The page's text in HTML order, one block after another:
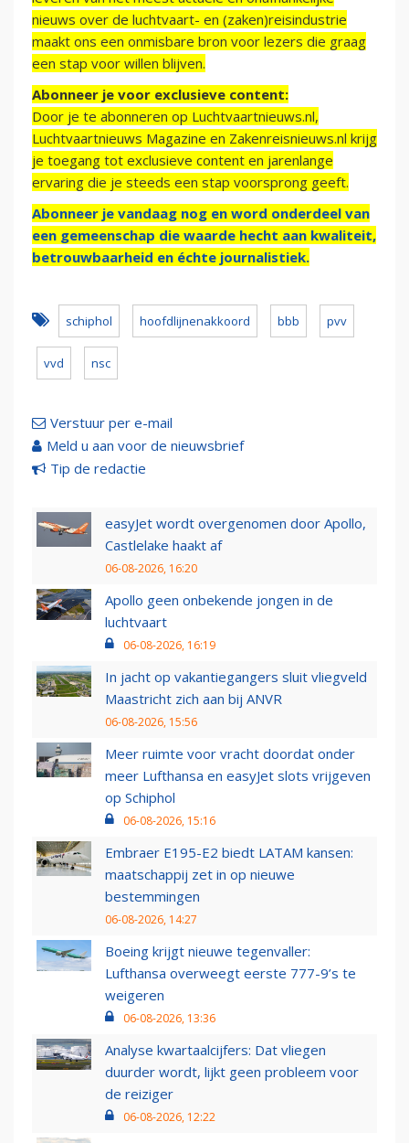
nieuws over de luchtvaart- en (zaken)reisindustrie
maakt ons een onmisbare bron voor lezers die graag
een stap voor willen blijven.
Abonneer je voor exclusieve content:
Door je te abonneren op Luchtvaartnieuws.nl,
Luchtvaartnieuws Magazine en Zakenreisnieuws.nl krijg
je toegang tot exclusieve content en jarenlange
ervaring die je steeds een stap voorsprong geeft.
Abonneer je vandaag nog en word onderdeel van
een gemeenschap die waarde hecht aan kwaliteit,
betrouwbaarheid en échte journalistiek.
schiphol hoofdlijnenakkoord bbb pvv
vvd nsc
Verstuur per e-mail
Meld u aan voor de nieuwsbrief
Tip de redactie
easyJet wordt overgenomen door Apollo,
Castlelake haakt af
06-08-2026, 16:20
Apollo geen onbekende jongen in de
luchtvaart
06-08-2026, 16:19
In jacht op vakantiegangers sluit vliegveld
Maastricht zich aan bij ANVR
06-08-2026, 15:56
Meer ruimte voor vracht doordat onder
meer Lufthansa en easyJet slots vrijgeven
op Schiphol
06-08-2026, 15:16
Embraer E195-E2 biedt LATAM kansen:
maatschappij zet in op nieuwe
bestemmingen
06-08-2026, 14:27
Boeing krijgt nieuwe tegenvaller:
Lufthansa overweegt eerste 777-9’s te
weigeren
06-08-2026, 13:36
Analyse kwartaalcijfers: Dat vliegen
duurder wordt, lijkt geen probleem voor
de reiziger
06-08-2026, 12:22